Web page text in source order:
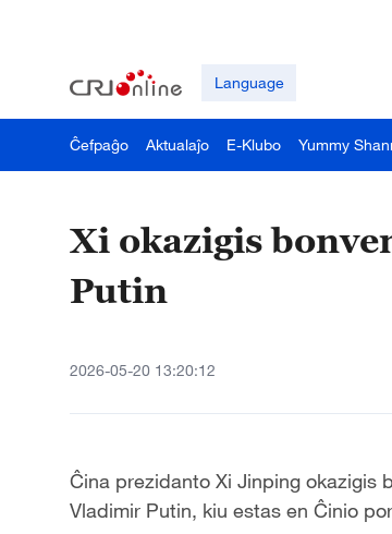
Language
Ĉefpaĝo Aktualaĵo E-Klubo Yummy
Xi okazigis
Putin
2026-05-20 13:20:12
Ĉina prezidanto Xi Jinping okazigis
Vladimir Putin, kiu estas en Ĉinio